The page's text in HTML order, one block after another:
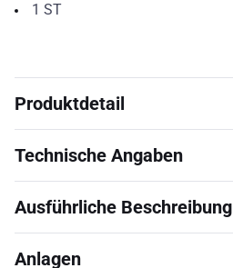
1 ST
Produktdetail
Technische Angaben
Ausführliche Beschreibung
Anlagen